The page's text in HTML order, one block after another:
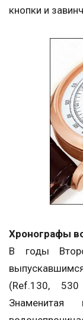
кнопки и
Хронографы
В годы
(Ref.130,